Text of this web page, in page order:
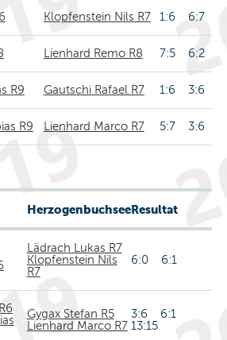
Klopfenstein Nils R7 1:6 6:7
Lienhard Remo R8 7:5 6:2
R9 Gautschi Rafael R7 1:6 3:6
R9 Lienhard Marco R7 5:7 3:6
HerzogenbuchseeResultat
Lädrach Lukas R7
Klopfenstein Nils
R7
6:0 6:1
Gygax Stefan R5
Lienhard Marco R7
3:6 6:1
13:15